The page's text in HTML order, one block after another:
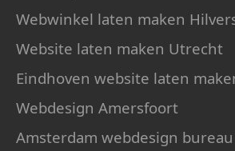
Webwinkel laten maken
Website laten maken Utrecht
Eindhoven website laten
Webdesign Amersfoort
Amsterdam webdesign bureau